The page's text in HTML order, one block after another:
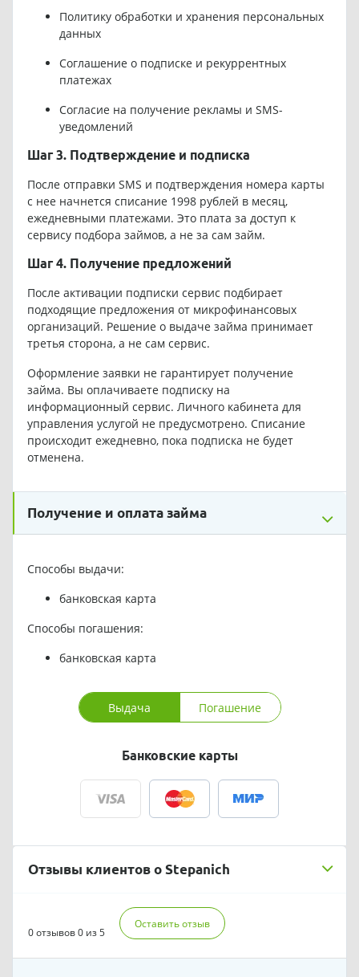
Политику обработки и хранения персональных
данных
Соглашение о подписке и рекуррентных
платежах
Согласие на получение рекламы и SMS-
уведомлений
Шаг 3. Подтверждение и подписка
После отправки SMS и подтверждения номера карты
с нее начнется списание 1998 рублей в месяц,
ежедневными платежами. Это плата за доступ к
сервису подбора займов, а не за сам займ.
Шаг 4. Получение предложений
После активации подписки сервис подбирает
подходящие предложения от микрофинансовых
организаций. Решение о выдаче займа принимает
третья сторона, а не сам сервис.
Оформление заявки не гарантирует получение
займа. Вы оплачиваете подписку на
информационный сервис. Личного кабинета для
управления услугой не предусмотрено. Списание
происходит ежедневно, пока подписка не будет
отменена.
Получение и оплата займа
Способы выдачи:
банковская карта
Способы погашения:
банковская карта
Выдача Погашение
Банковские карты
Отзывы клиентов о Stepanich
0 отзывов0 из 5
Оставить отзыв